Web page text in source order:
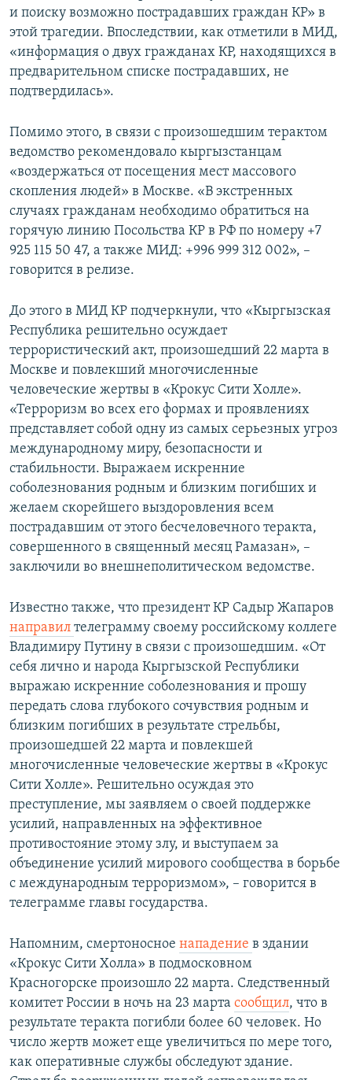
и поиску возможно пострадавших граждан КР» в
этой трагедии. Впоследствии, как отметили в МИД,
«информация о двух гражданах КР, находящихся в
предварительном списке пострадавших, не
подтвердилась».
Помимо этого, в связи с произошедшим терактом
ведомство рекомендовало кыргызстанцам
«воздержаться от посещения мест массового
скопления людей» в Москве. «В экстренных
случаях гражданам необходимо обратиться на
горячую линию Посольства КР в РФ по номеру +7
925 115 50 47, а также МИД: +996 999 312 002», –
говорится в релизе.
До этого в МИД КР подчеркнули, что «Кыргызская
Республика решительно осуждает
террористический акт, произошедший 22 марта в
Москве и повлекший многочисленные
человеческие жертвы в «Крокус Сити Холле».
«Терроризм во всех его формах и проявлениях
представляет собой одну из самых серьезных угроз
международному миру, безопасности и
стабильности. Выражаем искренние
соболезнования родным и близким погибших и
желаем скорейшего выздоровления всем
пострадавшим от этого бесчеловечного теракта,
совершенного в священный месяц Рамазан», –
заключили во внешнеполитическом ведомстве.
Известно также, что президент КР Садыр Жапаров
направил телеграмму своему российскому коллеге
Владимиру Путину в связи с произошедшим. «От
себя лично и народа Кыргызской Республики
выражаю искренние соболезнования и прошу
передать слова глубокого сочувствия родным и
близким погибших в результате стрельбы,
произошедшей 22 марта и повлекшей
многочисленные человеческие жертвы в «Крокус
Сити Холле». Решительно осуждая это
преступление, мы заявляем о своей поддержке
усилий, направленных на эффективное
противостояние этому злу, и выступаем за
объединение усилий мирового сообщества в борьбе
с международным терроризмом», – говорится в
телеграмме главы государства.
Напомним, смертоносное нападение в здании
«Крокус Сити Холла» в подмосковном
Красногорске произошло 22 марта. Следственный
комитет России в ночь на 23 марта сообщил, что в
результате теракта погибли более 60 человек. Но
число жертв может еще увеличиться по мере того,
как оперативные службы обследуют здание.